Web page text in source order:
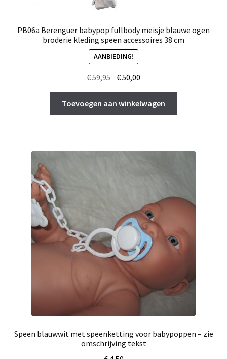
PB06a Berenguer babypop fullbody meisje blauwe ogen
broderie kleding speen accessoires 38 cm
AANBIEDING!
€59,95 Oorspronkelijke
prijs
was:
€ 59,95.
€50,00
prijs
is:
€ 50,00.
Toevoegen aan winkelwagen
Speen blauwwit met speenketting voor babypoppen – zie
omschrijving tekst